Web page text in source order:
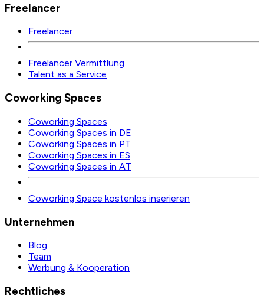
Freelancer
Freelancer
Freelancer Vermittlung
Talent as a Service
Coworking Spaces
Coworking Spaces
Coworking Spaces in DE
Coworking Spaces in PT
Coworking Spaces in ES
Coworking Spaces in AT
Coworking Space kostenlos inserieren
Unternehmen
Blog
Team
Werbung & Kooperation
Rechtliches